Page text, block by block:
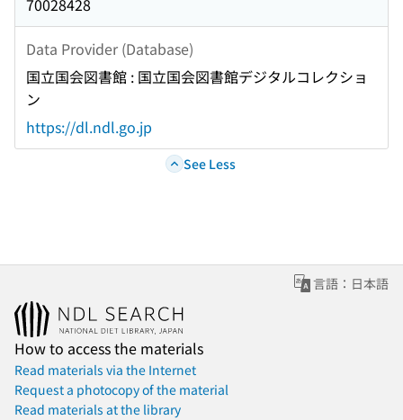
70028428
Data Provider (Database)
国立国会図書館 : 国立国会図書館デジタルコレクショ
ン
https://dl.ndl.go.jp
See Less
言語：日本語
How to access the materials
Read materials via the Internet
Request a photocopy of the material
Read materials at the library